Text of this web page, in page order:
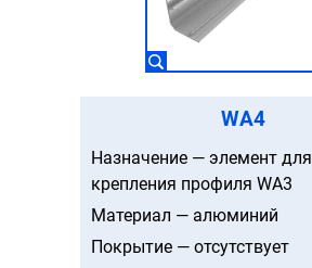
WA4
Назначение — элемент для
крепления профиля WA3
Материал — алюминий
Покрытие — отсутствует